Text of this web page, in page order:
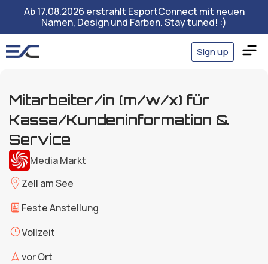
Ab 17.08.2026 erstrahlt EsportConnect mit neuen
Namen, Design und Farben. Stay tuned! :)
Sign up
Mitarbeiter/in (m/w/x) für
Kassa/Kundeninformation &
Service
Media Markt
Zell am See
Feste Anstellung
Vollzeit
vor Ort